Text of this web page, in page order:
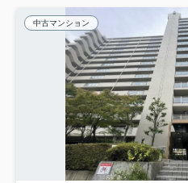
中古マンション